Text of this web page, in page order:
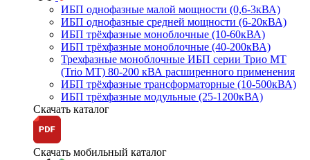
ИБП однофазные малой мощности (0,6-3кВА)
ИБП однофазные средней мощности (6-20кВА)
ИБП трёхфазные моноблочные (10-60кВА)
ИБП трёхфазные моноблочные (40-200кВА)
Трехфазные моноблочные ИБП серии Трио МТ
(Trio MT) 80-200 кВА расширенного применения
ИБП трёхфазные трансформаторные (10-500кВА)
ИБП трёхфазные модульные (25-1200кВА)
Скачать каталог
Скачать мобильный каталог